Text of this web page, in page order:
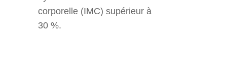
corporelle (IMC) supérieur à
30 %.